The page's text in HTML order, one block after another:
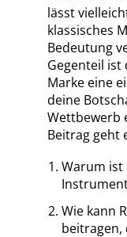
lässt
klassisches
Bedeutung
Gegenteil ist
Marke eine
deine
Wettbewerb
Beitrag geht
Warum ist
Wie kann
beitragen,